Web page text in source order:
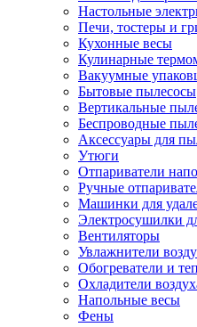
Настольные
Печи, тостеры и
Кухонные весы
Кулинарные
Вакуумные
Бытовые пылесосы
Вертикальные
Беспроводные
Аксессуары для
Утюги
Отпариватели
Ручные
Машинки для
Электросушилки
Вентиляторы
Увлажнители
Обогреватели и
Охладители
Напольные весы
Фены